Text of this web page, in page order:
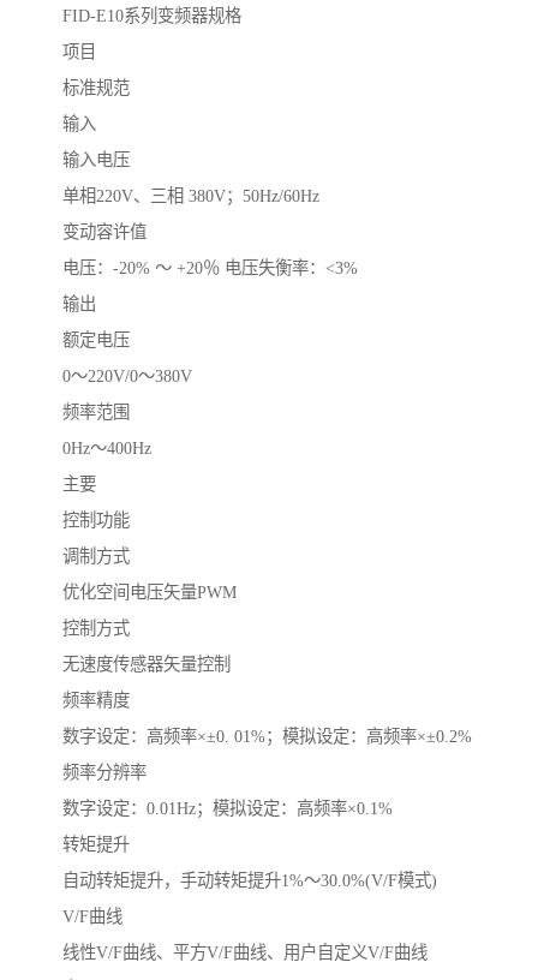
FID-E10系列变频器规格
项目
标准规范
输入
输入电压
单相220V、三相 380V；50Hz/60Hz
变动容许值
电压：-20% ～ +20％ 电压失衡率：<3%
输出
额定电压
0～220V/0～380V
频率范围
0Hz～400Hz
主要
控制功能
调制方式
优化空间电压矢量PWM
控制方式
无速度传感器矢量控制
频率精度
数字设定：高频率×±0. 01%；模拟设定：高频率×±0.2%
频率分辨率
数字设定：0.01Hz；模拟设定：高频率×0.1%
转矩提升
自动转矩提升，手动转矩提升1%～30.0%(V/F模式)
V/F曲线
线性V/F曲线、平方V/F曲线、用户自定义V/F曲线